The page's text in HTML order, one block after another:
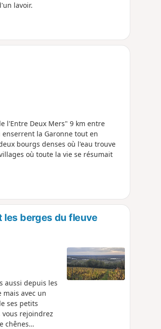
lavoir.
l'Entre Deux Mers" 9 km entre
la Garonne tout en
bourgs denses où l'eau trouve
où toute la vie se résumait
les berges du fleuve
aussi depuis les
avec un
ses petits
rejoindrez
chênes